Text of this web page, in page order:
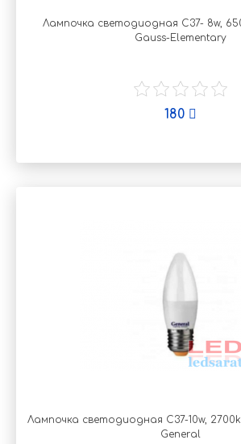
Лампочка светодиодная C37- 8w,
Gauss-Elementary
180
Лампочка светодиодная C37-10w,
General